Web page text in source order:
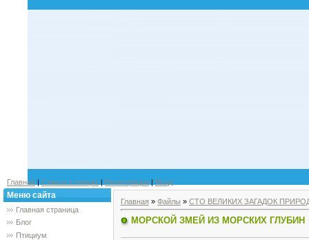
Главная | Статьи о птицах | Регистрация | Вход
Меню сайта
Главная страница
Блог
Птициум
Главная » Файлы » СТО ВЕЛИКИХ ЗАГАДОК
МОРСКОЙ ЗМЕЙ ИЗ МОРСКИХ ГЛУБИН